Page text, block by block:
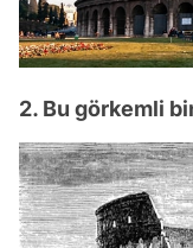
2. Bu görkemli